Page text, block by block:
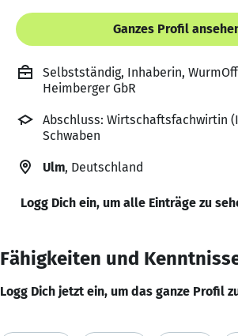
Ganzes Profil
Selbstständig, Inhaberin,
Heimberger GbR
Abschluss: Wirtschaftsfachwirtin
Schwaben
Ulm, Deutschland
Logg Dich ein, um alle Einträge zu
Fähigkeiten und
Logg Dich jetzt ein, um das ganze Profil